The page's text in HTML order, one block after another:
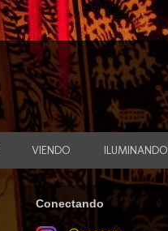
VIENDO ILUMINANDO
Conectando